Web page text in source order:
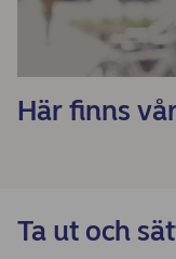
Här finns
Ta ut och